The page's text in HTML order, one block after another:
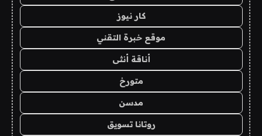
كار نيوز
موقع خبرة التقني
أناقة أنثى
متورخ
مدسن
روتانا تسويق